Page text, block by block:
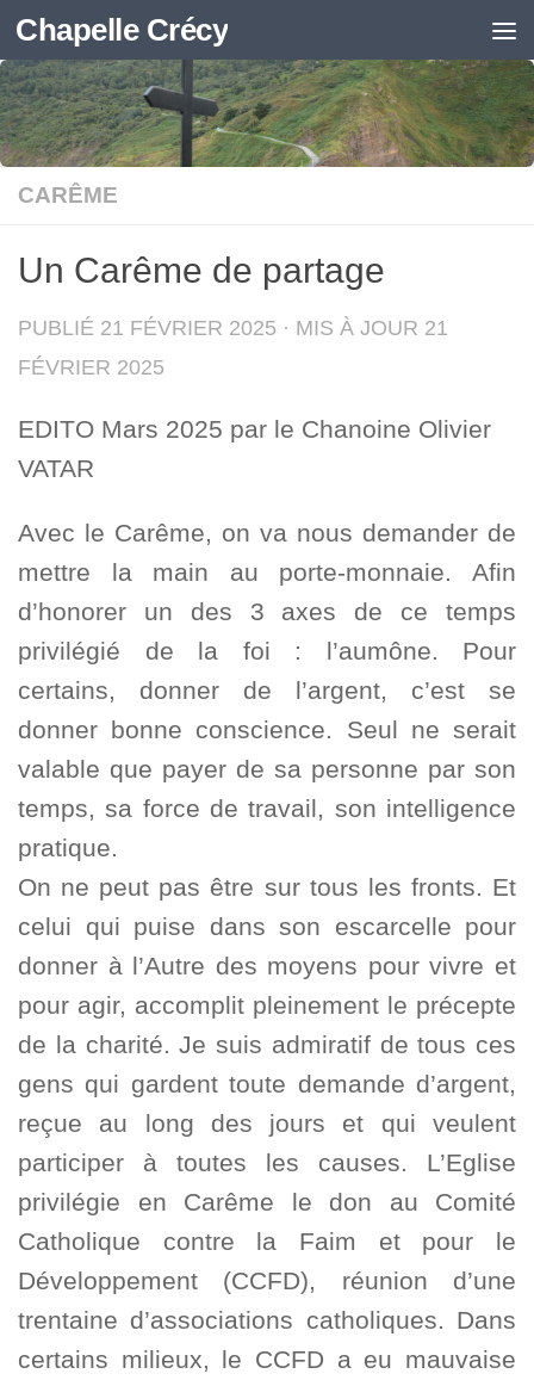
Skip to content
Chapelle Crécy
CARÊME
Un Carême de partage
PUBLIÉ 21 FÉVRIER 2025 · MIS À JOUR 21
FÉVRIER 2025
EDITO Mars 2025 par le Chanoine Olivier
VATAR
Avec le Carême, on va nous demander de
mettre la main au porte-monnaie. Afin
d’honorer un des 3 axes de ce temps
privilégié de la foi : l’aumône. Pour
certains, donner de l’argent, c’est se
donner bonne conscience. Seul ne serait
valable que payer de sa personne par son
temps, sa force de travail, son intelligence
pratique.
On ne peut pas être sur tous les fronts. Et
celui qui puise dans son escarcelle pour
donner à l’Autre des moyens pour vivre et
pour agir, accomplit pleinement le précepte
de la charité. Je suis admiratif de tous ces
gens qui gardent toute demande d’argent,
reçue au long des jours et qui veulent
participer à toutes les causes. L’Eglise
privilégie en Carême le don au Comité
Catholique contre la Faim et pour le
Développement (CCFD), réunion d’une
trentaine d’associations catholiques. Dans
certains milieux, le CCFD a eu mauvaise